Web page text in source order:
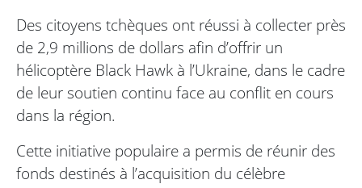
Des citoyens tchèques ont réussi à collecter près
de 2,9 millions de dollars afin d’offrir un
hélicoptère Black Hawk à l’Ukraine, dans le cadre
de leur soutien continu face au conflit en cours
dans la région.
Cette initiative populaire a permis de réunir des
fonds destinés à l’acquisition du célèbre